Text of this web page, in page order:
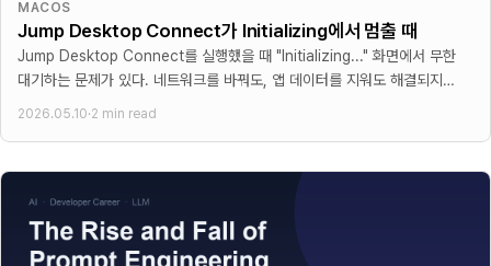
MACOS
Jump Desktop Connect가 Initializing에서 멈출 때
Jump Desktop Connect를 실행했을 때 "Initializing..." 화면에서 무한
대기하는 문제가 있다. 네트워크를 바꿔도, 앱 데이터를 지워도 해결되지
않고 재설치만 하면 된다. 그
2026.05.10·2 min read